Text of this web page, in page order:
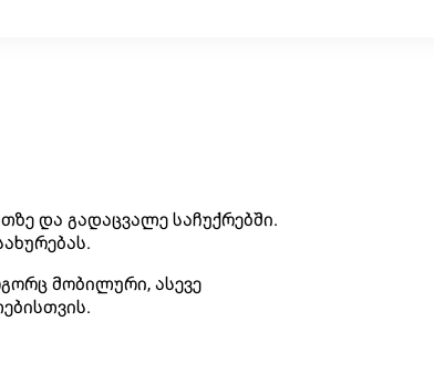
და გადაცვალე საჩუქრებში.
მობილური, ასევე